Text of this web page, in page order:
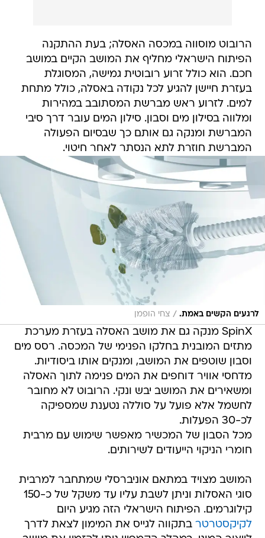
הרובוט מוסווה במכסה האסלה; בעת ההתקנה
הפיתוח הישראלי מחליף את המושב הקיים במושב
חכם. הוא כולל זרוע רובוטית גמישה, המסוגלת
בעזרת חיישן להגיע לכל נקודה באסלה, כולל מתחת
למים. לזרוע ראש מברשת המסתובב במהירות
ומלווה בסילון מים וסבון. סילון המים עובר דרך סיבי
המברשת ומנקה גם אותם כך שבסיום הפעולה
המברשת חוזרת לתא הנסתר לאחר חיטוי.
לרגעים הקשים באמת. / צחי הופמן
SpinX מנקה גם את מושב האסלה בעזרת מערכת
מתזים המובנית בחלקו הפנימי של המכסה. רסס מים
וסבון שוטפים את המושב, ומנקים אותו ביסודיות.
מדחסי אוויר דוחפים את המים פנימה לתוך האסלה
ומשאירים את המושב יבש ונקי. הרובוט לא מחובר
לחשמל אלא פועל על סוללה נטענת שמספיקה
לכ-30 הפעלות.
מכל הסבון של המכשיר מאפשר שימוש עם מרבית
חומרי הניקוי הייעודים לשירותים.
המושב מצויד במתאם אוניברסלי שמתחבר למרבית
סוגי האסלות וניתן לשבת עליו עד משקל של כ-150
קילוגרמים. הפיתוח הישראלי הזה מגיע היום
לקיקסטרטר בתקווה לגייס את המימון לצאת לדרך